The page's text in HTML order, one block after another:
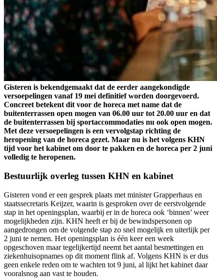
Gisteren is bekendgemaakt dat de eerder aangekondigde
versoepelingen vanaf 19 mei definitief worden doorgevoerd.
Concreet betekent dit voor de horeca met name dat de
buitenterrassen open mogen van 06.00 uur tot 20.00 uur en dat
de buitenterrassen bij sportaccommodaties nu ook open mogen.
Met deze versoepelingen is een vervolgstap richting de
heropening van de horeca gezet. Maar nu is het volgens KHN
tijd voor het kabinet om door te pakken en de horeca per 2 juni
volledig te heropenen.
Bestuurlijk overleg tussen KHN en kabinet
Gisteren vond er een gesprek plaats met minister Grapperhaus en
staatssecretaris Keijzer, waarin is gesproken over de eerstvolgende
stap in het openingsplan, waarbij er in de horeca ook ‘binnen’ weer
mogelijkheden zijn. KHN heeft er bij de bewindspersonen op
aangedrongen om de volgende stap zo snel mogelijk en uiterlijk per
2 juni te nemen. Het openingsplan is één keer een week
opgeschoven maar tegelijkertijd neemt het aantal besmettingen en
ziekenhuisopnames op dit moment flink af. Volgens KHN is er dus
geen enkele reden om te wachten tot 9 juni, al lijkt het kabinet daar
vooralsnog aan vast te houden.